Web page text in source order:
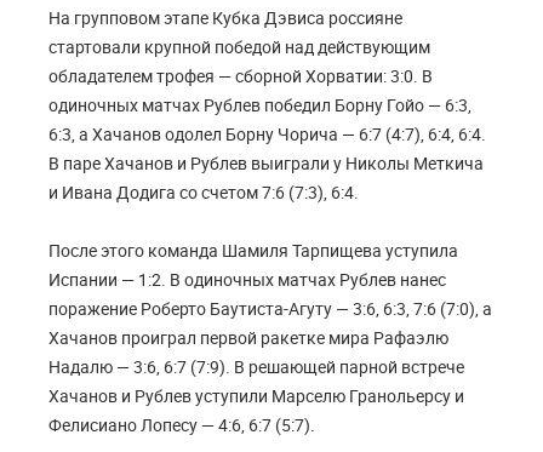
На групповом этапе Кубка Дэвиса россияне
стартовали крупной победой над действующим
обладателем трофея — сборной Хорватии: 3:0. В
одиночных матчах Рублев победил Борну Гойо — 6:3,
6:3, а Хачанов одолел Борну Чорича — 6:7 (4:7), 6:4, 6:4.
В паре Хачанов и Рублев выиграли у Николы Меткича
и Ивана Додига со счетом 7:6 (7:3), 6:4.
После этого команда Шамиля Тарпищева уступила
Испании — 1:2. В одиночных матчах Рублев нанес
поражение Роберто Баутиста-Агуту — 3:6, 6:3, 7:6 (7:0), а
Хачанов проиграл первой ракетке мира Рафаэлю
Надалю — 3:6, 6:7 (7:9). В решающей парной встрече
Хачанов и Рублев уступили Марселю Гранольерсу и
Фелисиано Лопесу — 4:6, 6:7 (5:7).